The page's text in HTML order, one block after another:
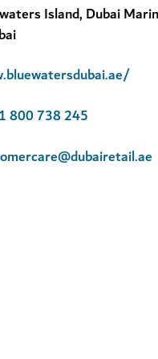
Island, Dubai
800 738 245